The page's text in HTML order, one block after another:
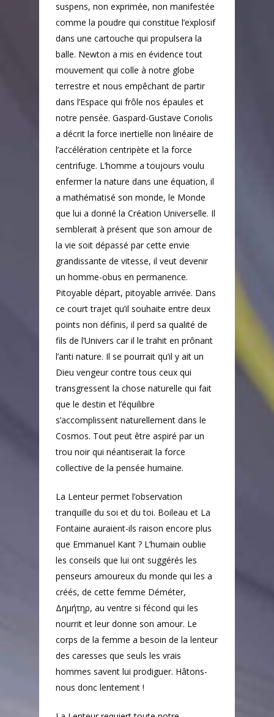
suspens, non exprimée, non manifestée
comme la poudre qui constitue l’explosif
dans une cartouche qui propulsera la
balle. Newton a mis en évidence tout
mouvement qui colle à notre globe
terrestre et nous empêchant de partir
dans l’Espace qui frôle nos épaules et
notre pensée. Gaspard-Gustave Coriolis
a décrit la force inertielle non linéaire de
l’accélération centripète et la force
centrifuge. L’homme a toujours voulu
enfermer la nature dans une équation, il
a mathématisé son monde, le Monde
que lui a donné la Création Universelle. Il
semblerait à présent que son amour de
la vie soit dépassé par cette envie
grandissante de vitesse, il veut devenir
un homme-obus en permanence.
Pitoyable départ, pitoyable arrivée. Dans
ce court trajet qu’il souhaite entre deux
points non définis, il perd sa qualité de
fils de l’Univers car il le trahit en prônant
l’anti nature. Il se pourrait qu’il y ait un
Dieu vengeur contre tous ceux qui
transgressent la chose naturelle qui fait
que le destin et l’équilibre
s’accomplissent naturellement dans le
Cosmos. Tout peut être aspiré par un
trou noir qui néantiserait la force
collective de la pensée humaine.
La Lenteur permet l’observation
tranquille du soi et du toi. Boileau et La
Fontaine auraient-ils raison encore plus
que Emmanuel Kant ? L’humain oublie
les conseils que lui ont suggérés les
penseurs amoureux du monde qui les a
créés, de cette femme Déméter,
Δημήτηρ, au ventre si fécond qui les
nourrit et leur donne son amour. Le
corps de la femme a besoin de la lenteur
des caresses que seuls les vrais
hommes savent lui prodiguer. Hâtons-
nous donc lentement !